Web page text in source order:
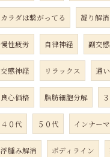
カラダは繋がってる 凝り解消
慢性疲労 自律神経 副交
交感神経 リラックス 通
良心価格 脂肪細胞分解
４０代 ５０代 インナー
浮腫み解消 ボディライン